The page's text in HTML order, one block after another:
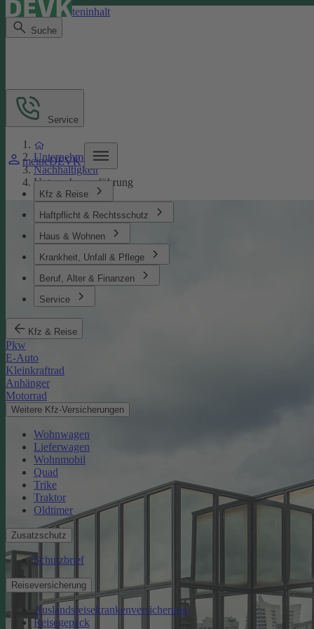
Direkt zum Seiteninhalt
Suche
meineDEVK
Kfz & Reise
Haftpflicht & Rechtsschutz
Haus & Wohnen
Krankheit, Unfall & Pflege
Beruf, Alter & Finanzen
Service
Kfz & Reise
Pkw
E-Auto
Kleinkraftrad
Anhänger
Motorrad
Weitere Kfz-Versicherungen
Wohnwagen
Lieferwagen
Wohnmobil
Quad
Trike
Traktor
Oldtimer
Zusatzschutz
Schutzbrief
Reiseversicherung
Auslandsreisekrankenversicherung
Reisegepäck
Service
Unternehmen
Nachhaltigkeit
Unternehmensführung